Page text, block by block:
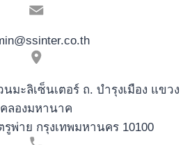
นมะลิเซ็นเตอร์ ถ. บำรุงเมือง แขวง
คลองมหานาค
พ่าย กรุงเทพมหานคร 10100